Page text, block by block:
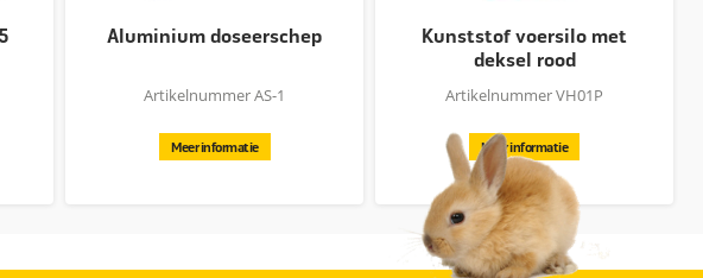
Aluminium doseerschep
Artikelnummer AS-1
Meer informatie
Kunststof voersilo met
deksel rood
Artikelnummer VH01P
Meer informatie